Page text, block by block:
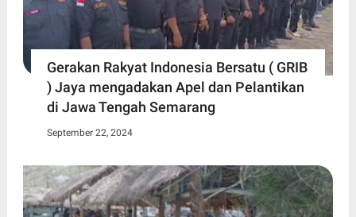
Gerakan Rakyat Indonesia Bersatu ( GRIB
) Jaya mengadakan Apel dan Pelantikan
di Jawa Tengah Semarang
September 22, 2024